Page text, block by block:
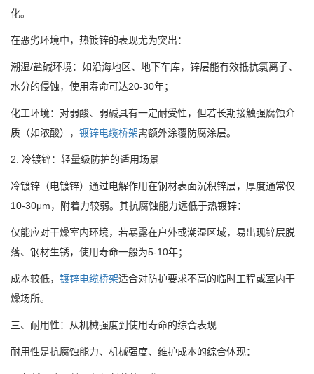
化。
在恶劣环境中，热镀锌的表现尤为突出：
潮湿/盐碱环境：如沿海地区、地下车库，锌层能有效抵抗氯离子、
水分的侵蚀，使用寿命可达20-30年；
化工环境：对弱酸、弱碱具有一定耐受性，但若长期接触强腐蚀介
质（如浓酸）， 镀锌电缆桥架需额外涂覆防腐涂层。
2. 冷镀锌：轻量级防护的适用场景
冷镀锌（电镀锌）通过电解作用在钢材表面沉积锌层，厚度通常仅
10-30μm，附着力较弱。其抗腐蚀能力远低于热镀锌：
仅能应对干燥室内环境，若暴露在户外或潮湿区域，易出现锌层脱
落、钢材生锈，使用寿命一般为5-10年；
成本较低， 镀锌电缆桥架适合对防护要求不高的临时工程或室内干
燥场所。
三、耐用性：从机械强度到使用寿命的综合表现
耐用性是抗腐蚀能力、机械强度、维护成本的综合体现：